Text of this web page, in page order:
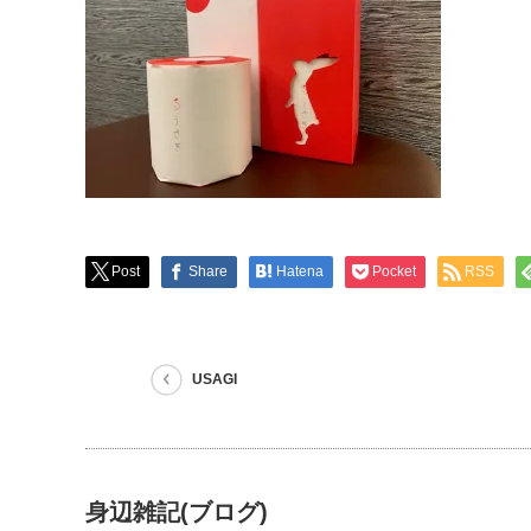
Post Share Hatena Pocket RSS
USAGI
身辺雑記(ブログ)